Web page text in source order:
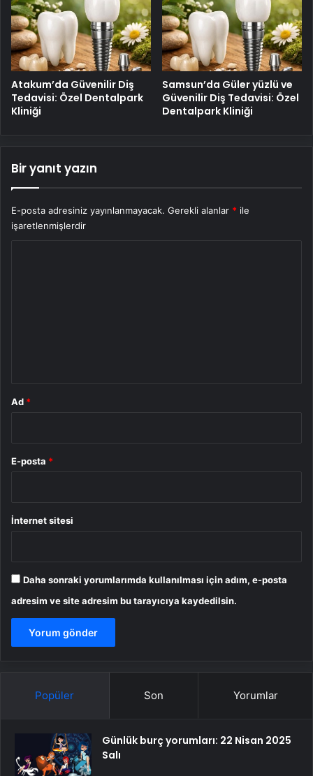
Atakum’da Güvenilir Diş
Tedavisi: Özel Dentalpark
Kliniği
Samsun’da Güler yüzlü ve
Güvenilir Diş Tedavisi: Özel
Dentalpark Kliniği
Bir yanıt yazın
E-posta adresiniz yayınlanmayacak. Gerekli alanlar * ile
işaretlenmişlerdir
Ad *
E-posta *
İnternet sitesi
Daha sonraki yorumlarımda kullanılması için adım, e-posta
adresim ve site adresim bu tarayıcıya kaydedilsin.
Popüler Son Yorumlar
Günlük burç yorumları: 22 Nisan 2025
Salı